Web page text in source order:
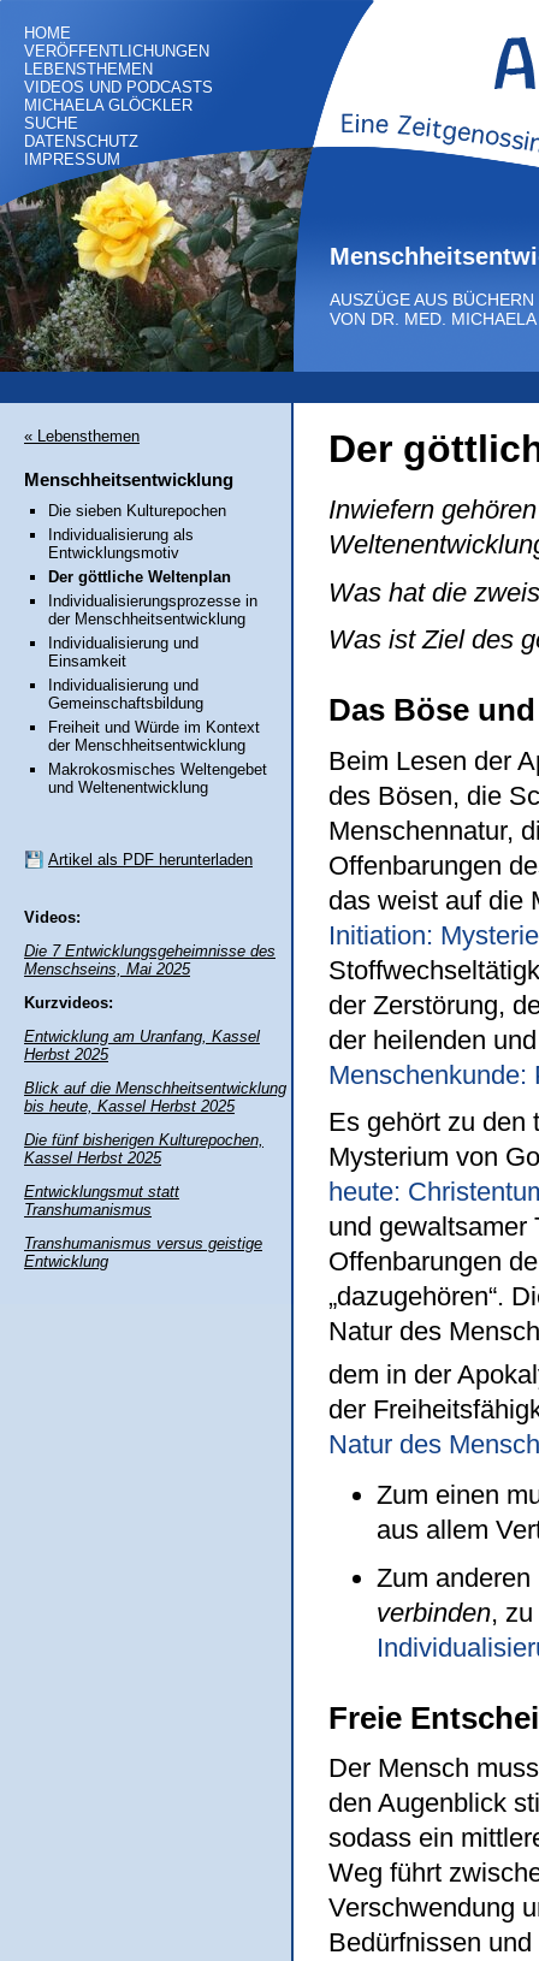
HOME
VERÖFFENTLICHUNGEN
LEBENSTHEMEN
VIDEOS UND PODCASTS
MICHAELA GLÖCKLER
SUCHE
DATENSCHUTZ
IMPRESSUM
AUSZÜGE AUS
VON DR. MED.
Der
Inwiefern
Was hat die
Was ist Ziel des
Das Böse
Beim Lesen der
des Bösen, die
Menschennatur,
Offenbarungen
das weist auf die
Initiation:
der Zerstörung,
der heilenden
Menschenkunde:
Es gehört zu den
Mysterium von
heute:
und gewaltsamer
Offenbarungen
„dazugehören“.
Natur des
dem in der
der
Natur des
Zum einen
aus allem
Zum
verbinden,
Freie
Der Mensch
den Augenblick
sodass ein
Weg führt
Verschwendung
Bedürfnissen
« Lebensthemen
Menschheitsentwicklung
Die sieben Kulturepochen
Individualisierung als
Entwicklungsmotiv
Der göttliche Weltenplan
Individualisierungsprozesse in
der Menschheitsentwicklung
Individualisierung und
Einsamkeit
Individualisierung und
Gemeinschaftsbildung
Freiheit und Würde im Kontext
der Menschheitsentwicklung
Makrokosmisches Weltengebet
und Weltenentwicklung
Artikel als PDF herunterladen
Videos:
Die 7 Entwicklungsgeheimnisse des
Menschseins, Mai 2025
Kurzvideos:
Entwicklung am Uranfang, Kassel
Herbst 2025
Blick auf die Menschheitsentwicklung
bis heute, Kassel Herbst 2025
Die fünf bisherigen Kulturepochen,
Kassel Herbst 2025
Entwicklungsmut statt
Transhumanismus
Transhumanismus versus geistige
Entwicklung